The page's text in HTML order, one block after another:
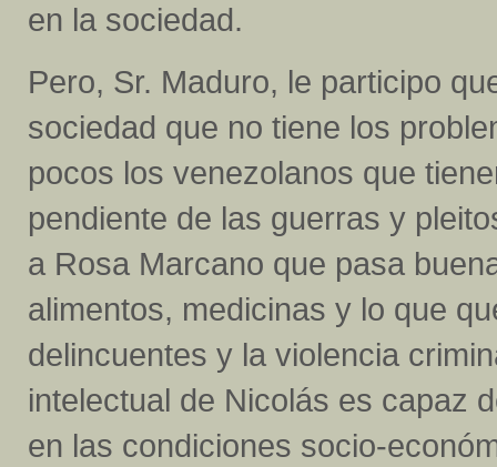
en la sociedad.
Pero, Sr. Maduro, le participo
sociedad que no tiene los
pocos los venezolanos que
pendiente de las guerras y
a Rosa Marcano que pasa
alimentos, medicinas y lo que
delincuentes y la violencia
intelectual de Nicolás es capaz
en las condiciones socio-